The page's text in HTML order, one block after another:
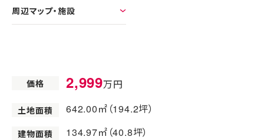
周辺マップ・施設
価格 2,999万円
土地面積 642.00㎡（194.2坪）
建物面積 134.97㎡（40.8坪）